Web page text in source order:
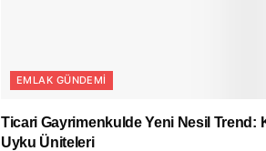
EMLAK GÜNDEMI
Ticari Gayrimenkulde Yeni Nesil Trend:
Uyku Üniteleri